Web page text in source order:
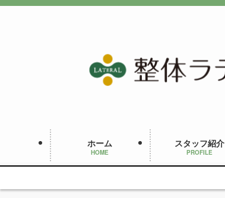
ホーム
HOME
スタッフ紹介
PROFILE